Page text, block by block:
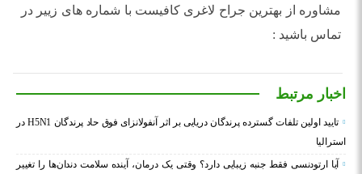
مشاوره از بهترین جراح لاغری کافیست با شماره های زییر در
تماس باشید :
اخبار مرتبط
تایید اولین تلفات گسترده پرندگان دریایی بر اثر آنفولانزای فوق حاد پرندگان H5N1 در
استرالیا
آیا ارتودنسی فقط جنبه زیبایی دارد؟ وقتی یک درمان، آینده سلامت دندان‌ها را تغییر